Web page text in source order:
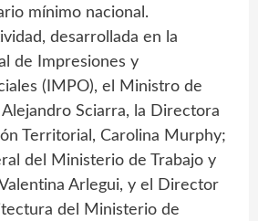
mínimo nacional.
desarrollada en la
de Impresiones y
(IMPO), el Ministro de
Sciarra, la Directora
Territorial, Carolina Murphy;
del Ministerio de Trabajo y
Arlegui, y el Director
del Ministerio de